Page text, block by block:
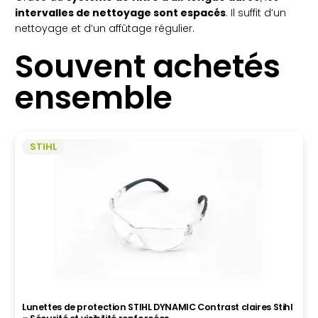
intervalles de nettoyage sont espacés. Il suffit d’un
nettoyage et d’un affûtage régulier.
Souvent achetés
ensemble
STIHL
Lunettes de protection STIHL DYNAMIC Contrast claires Stihl